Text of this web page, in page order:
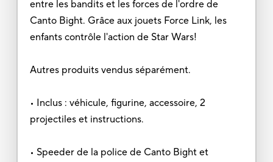
entre les bandits et les forces de l'ordre de
Canto Bight. Grâce aux jouets Force Link, les
enfants contrôle l'action de Star Wars!
Autres produits vendus séparément.
• Inclus : véhicule, figurine, accessoire, 2
projectiles et instructions.
• Speeder de la police de Canto Bight et